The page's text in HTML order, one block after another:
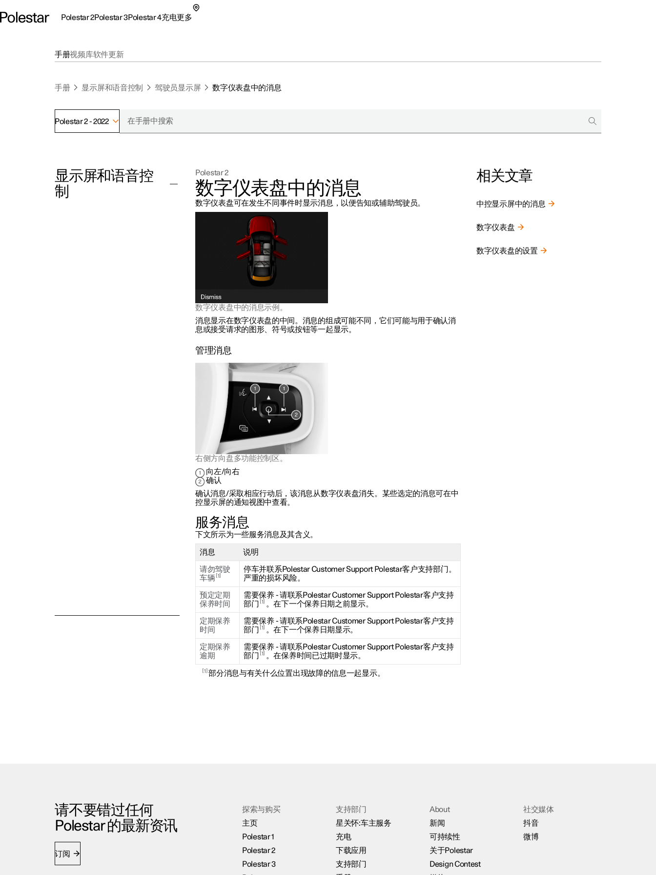
Polestar 2Polestar 3Polestar 4充电更多
联系我们
极星官方二手车
探索Polestar 3
联系我们
公共充电
家庭充电
车主服务
新闻
注册新闻简报
（在新窗口中打开）
手册视频库软件更新
手册 显示屏和语音控制 驾驶员显示屏 数字仪表盘中的消息
Polestar 2 - 2022
显示屏和语音控
制
Polestar 2
数字仪表盘中的消息
数字仪表盘可在发生不同事件时显示消息，以便告知或辅助驾驶员。
数字仪表盘中的消息示例。
消息显示在数字仪表盘的中间。消息的组成可能不同，它们可能与用于确认消
息或接受请求的图形、符号或按钮等一起显示。
管理消息
右侧方向盘多功能控制区。
向左/向右
确认
确认消息/采取相应行动后，该消息从数字仪表盘消失。某些选定的消息可在中
控显示屏的通知视图中查看。
服务消息
下文所示为一些服务消息及其含义。
消息 说明
请勿驾驶
车辆 1
停车并联系Polestar Customer Support Polestar客户支持部门。
严重的损坏风险。
预定定期
保养时间
需要保养 - 请联系Polestar Customer Support Polestar客户支持
部门
1 。在下一个保养日期之前显示。
定期保养
时间
需要保养 - 请联系Polestar Customer Support Polestar客户支持
部门
1 。在下一个保养日期显示。
定期保养
逾期
需要保养 - 请联系Polestar Customer Support Polestar客户支持
部门
1 。在保养时间已过期时显示。
1 部分消息与有关什么位置出现故障的信息一起显示。
相关文章
中控显示屏中的消息
数字仪表盘
数字仪表盘的设置
请不要错过任何
Polestar 的最新资讯
订阅
探索与购买
主页
Polestar 1
Polestar 2
Polestar 3
支持部门
星关怀:车主服务
充电
下载应用
支持部门
About
新闻
可持续性
关于Polestar
Design Contest
社交媒体
抖音
微博